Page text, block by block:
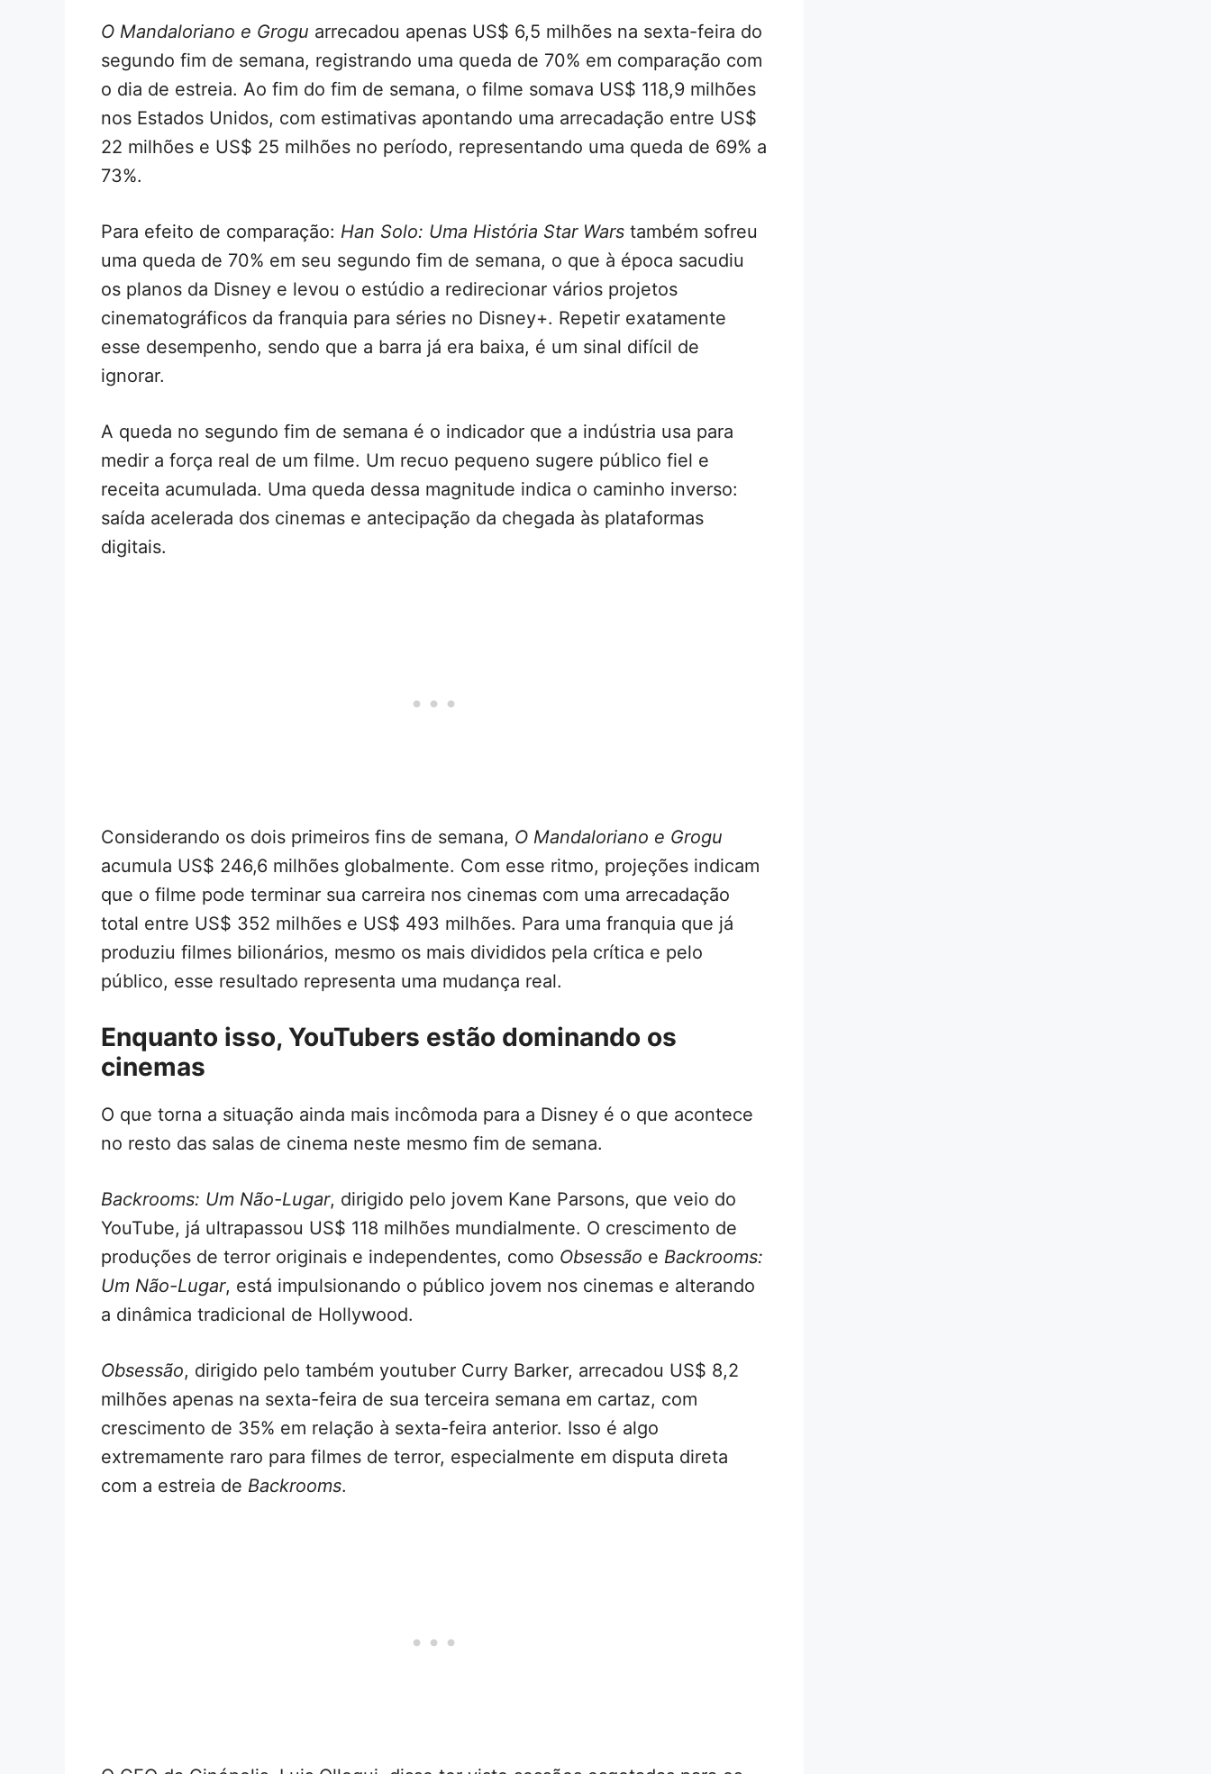
O Mandaloriano e Grogu arrecadou apenas US$ 6,5 milhões na sexta-feira do
segundo fim de semana, registrando uma queda de 70% em comparação com
o dia de estreia. Ao fim do fim de semana, o filme somava US$ 118,9 milhões
nos Estados Unidos, com estimativas apontando uma arrecadação entre US$
22 milhões e US$ 25 milhões no período, representando uma queda de 69% a
73%.
Para efeito de comparação: Han Solo: Uma História Star Wars também sofreu
uma queda de 70% em seu segundo fim de semana, o que à época sacudiu
os planos da Disney e levou o estúdio a redirecionar vários projetos
cinematográficos da franquia para séries no Disney+. Repetir exatamente
esse desempenho, sendo que a barra já era baixa, é um sinal difícil de
ignorar.
A queda no segundo fim de semana é o indicador que a indústria usa para
medir a força real de um filme. Um recuo pequeno sugere público fiel e
receita acumulada. Uma queda dessa magnitude indica o caminho inverso:
saída acelerada dos cinemas e antecipação da chegada às plataformas
digitais.
Considerando os dois primeiros fins de semana, O Mandaloriano e Grogu
acumula US$ 246,6 milhões globalmente. Com esse ritmo, projeções indicam
que o filme pode terminar sua carreira nos cinemas com uma arrecadação
total entre US$ 352 milhões e US$ 493 milhões. Para uma franquia que já
produziu filmes bilionários, mesmo os mais divididos pela crítica e pelo
público, esse resultado representa uma mudança real.
Enquanto isso, YouTubers estão dominando os
cinemas
O que torna a situação ainda mais incômoda para a Disney é o que acontece
no resto das salas de cinema neste mesmo fim de semana.
Backrooms: Um Não-Lugar, dirigido pelo jovem Kane Parsons, que veio do
YouTube, já ultrapassou US$ 118 milhões mundialmente. O crescimento de
produções de terror originais e independentes, como Obsessão e Backrooms:
Um Não-Lugar, está impulsionando o público jovem nos cinemas e alterando
a dinâmica tradicional de Hollywood.
Obsessão, dirigido pelo também youtuber Curry Barker, arrecadou US$ 8,2
milhões apenas na sexta-feira de sua terceira semana em cartaz, com
crescimento de 35% em relação à sexta-feira anterior. Isso é algo
extremamente raro para filmes de terror, especialmente em disputa direta
com a estreia de Backrooms.